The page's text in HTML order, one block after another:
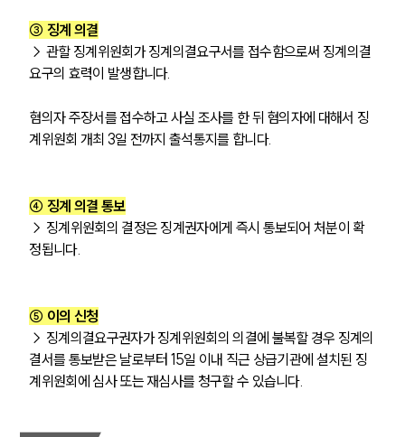
③ 징계 의결
→ 관할 징계위원회가 징계의결요구서를 접수함으로써 징계의결
요구의 효력이 발생합니다.
혐의자 주장서를 접수하고 사실 조사를 한 뒤 혐의자에 대해서 징
계위원회 개최 3일 전까지 출석통지를 합니다.
④ 징계 의결 통보
→ 징계위원회의 결정은 징계권자에게 즉시 통보되어 처분이 확
정됩니다.
⑤ 이의 신청
→ 징계의결요구권자가 징계위원회의 의결에 불복할 경우 징계의
결서를 통보받은 날로부터 15일 이내 직근 상급기관에 설치된 징
계위원회에 심사 또는 재심사를 청구할 수 있습니다.